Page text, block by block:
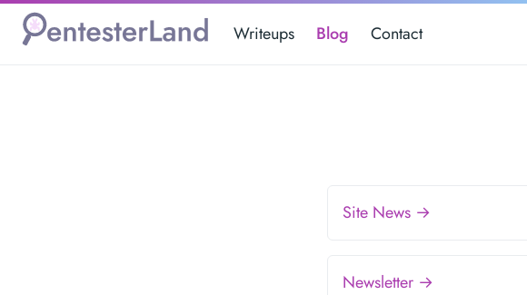
Writeups Blog Contact
Site News →
Newsletter →